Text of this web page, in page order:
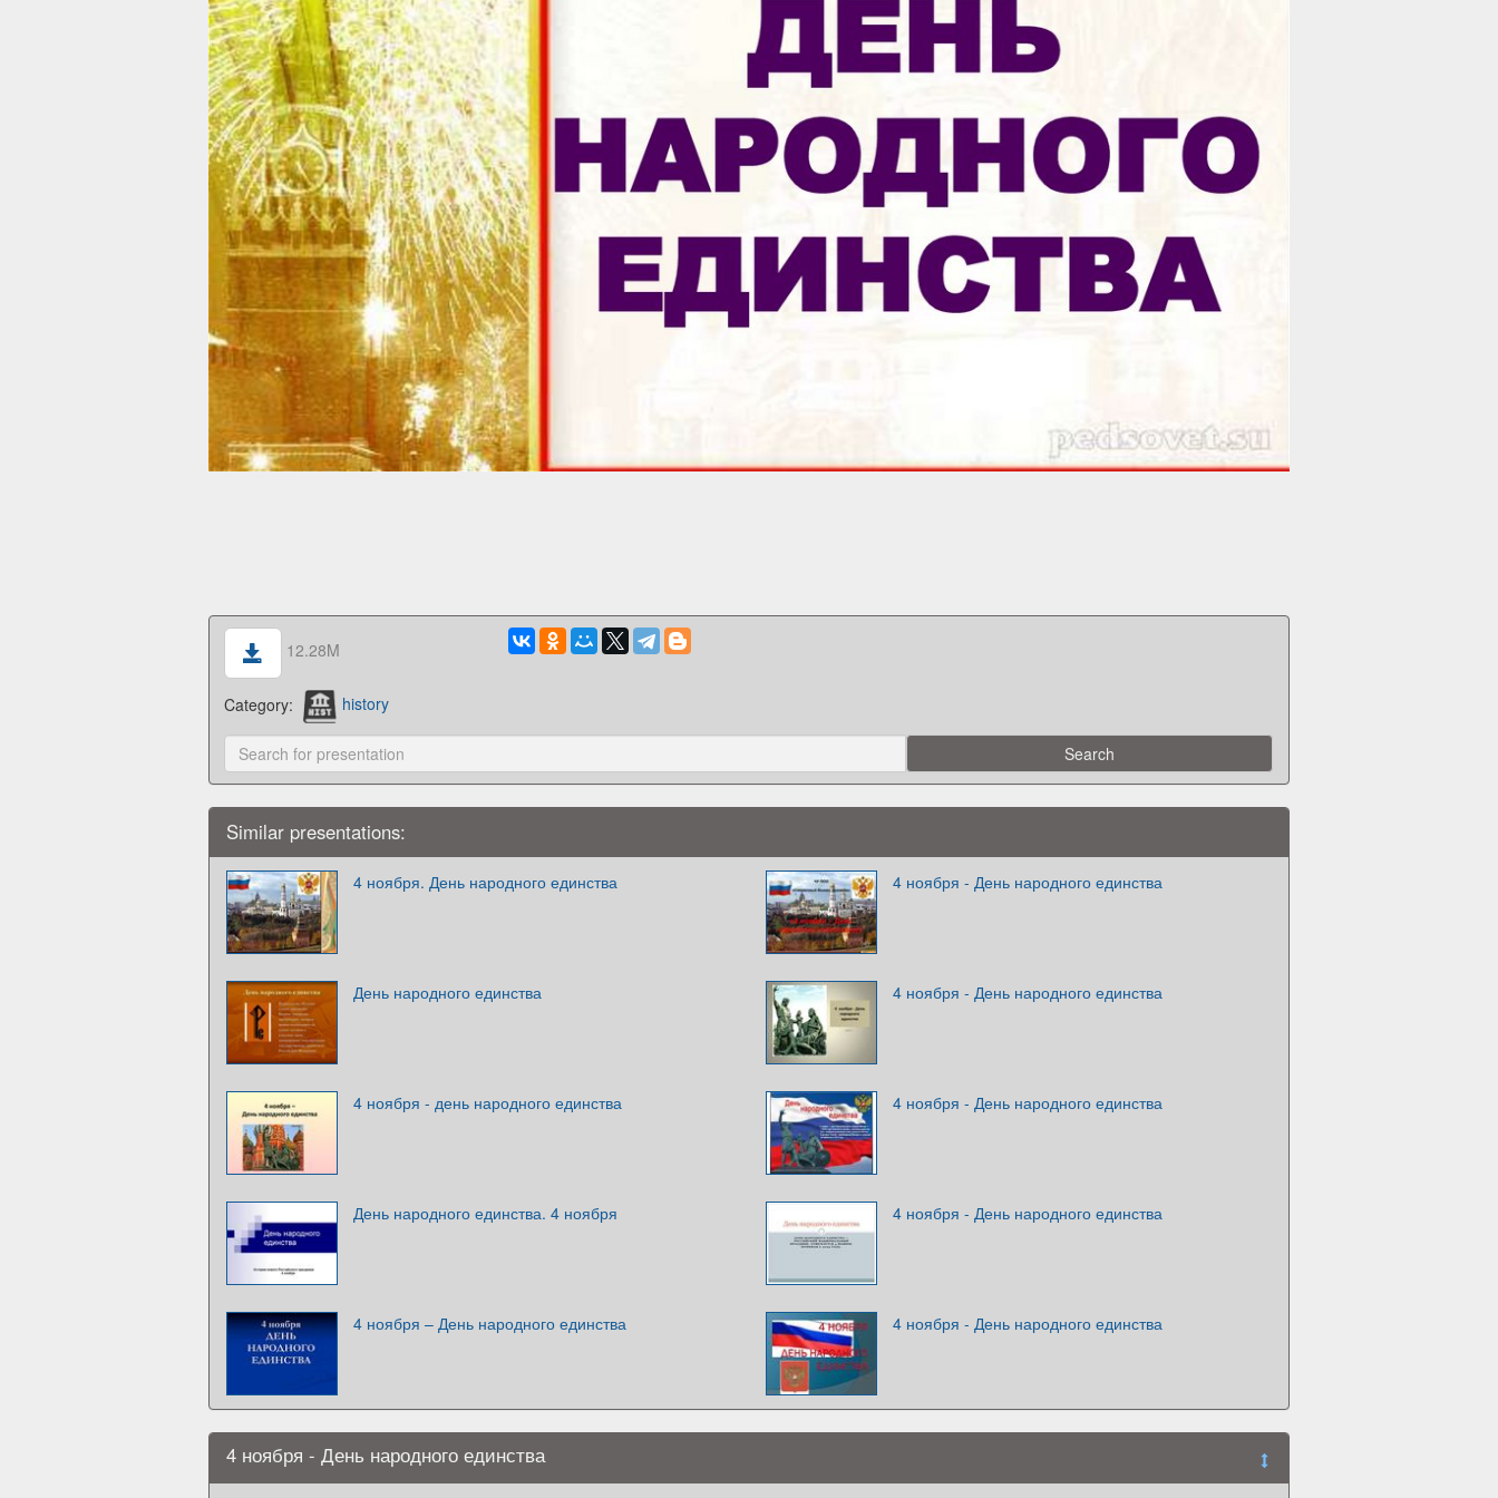
12.28M
Category: history
Similar presentations:
4 ноября. День народного единства 4 ноября - День народного единства
День народного единства 4 ноября - День народного единства
4 ноября - день народного единства 4 ноября - День народного единства
День народного единства. 4 ноября 4 ноября - День народного единства
4 ноября – День народного единства 4 ноября - День народного единства
4 ноября - День народного единства